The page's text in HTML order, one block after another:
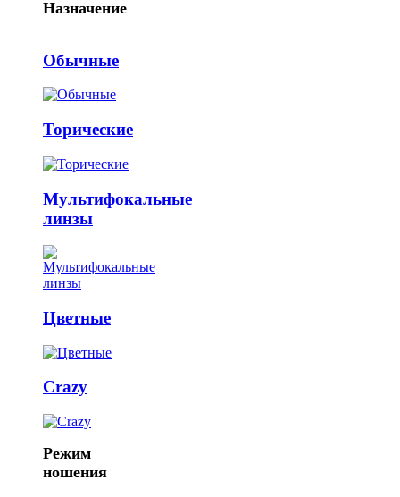
Назначение
Обычные
Торические
Мультифокальные
линзы
Цветные
Crazy
Режим
ношения